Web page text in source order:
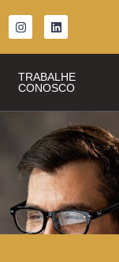
TRABALHE
CONOSCO